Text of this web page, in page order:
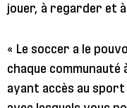
jouer, à regarder et
« Le soccer a le
chaque
ayant accès au